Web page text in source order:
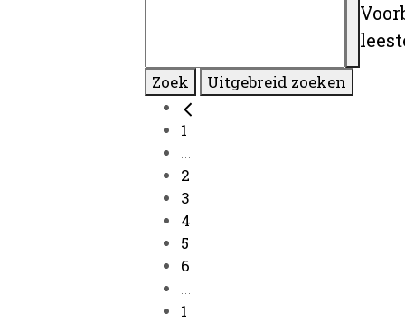
Zoek Uitgebreid zoeken
1
...
2
3
4
5
6
...
1